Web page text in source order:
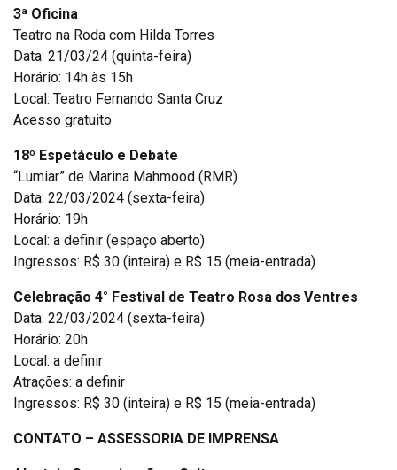
3ª Oficina
Teatro na Roda com Hilda Torres
Data: 21/03/24 (quinta-feira)
Horário: 14h às 15h
Local: Teatro Fernando Santa Cruz
Acesso gratuito
18º Espetáculo e Debate
“Lumiar” de Marina Mahmood (RMR)
Data: 22/03/2024 (sexta-feira)
Horário: 19h
Local: a definir (espaço aberto)
Ingressos: R$ 30 (inteira) e R$ 15 (meia-entrada)
Celebração 4° Festival de Teatro Rosa dos Ventres
Data: 22/03/2024 (sexta-feira)
Horário: 20h
Local: a definir
Atrações: a definir
Ingressos: R$ 30 (inteira) e R$ 15 (meia-entrada)
CONTATO – ASSESSORIA DE IMPRENSA